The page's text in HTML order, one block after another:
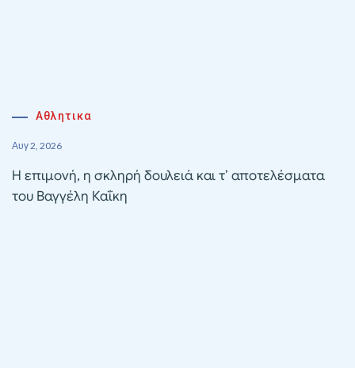
Αθλητικα
Αυγ 2, 2026
Η επιμονή, η σκληρή δουλειά και τ’ αποτελέσματα
του Βαγγέλη Καΐκη